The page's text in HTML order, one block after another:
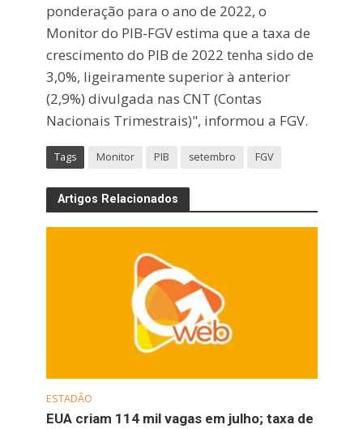
ponderação para o ano de 2022, o
Monitor do PIB-FGV estima que a taxa de
crescimento do PIB de 2022 tenha sido de
3,0%, ligeiramente superior à anterior
(2,9%) divulgada nas CNT (Contas
Nacionais Trimestrais)", informou a FGV.
Tags Monitor PIB setembro FGV
Artigos Relacionados
ESTADÃO
EUA criam 114 mil vagas em julho; taxa de